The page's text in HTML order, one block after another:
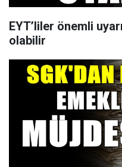
EYT’liler önemli
olabilir